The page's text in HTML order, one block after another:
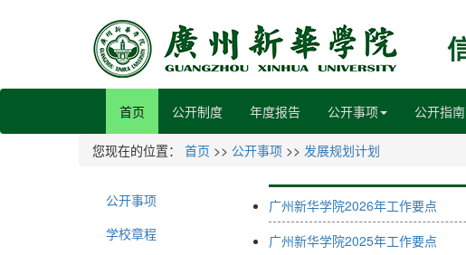
首页 公开制度 年度报告 公开事项 公开指南
您现在的位置： 首页 >> 公开事项 >> 发展规划计划
公开事项
学校章程
广州新华学院2026年工作要点
广州新华学院2025年工作要点